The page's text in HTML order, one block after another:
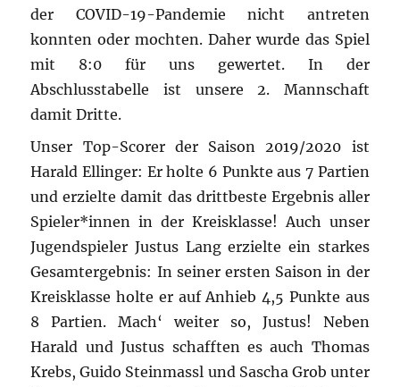
der COVID-19-Pandemie nicht antreten
konnten oder mochten. Daher wurde das Spiel
mit 8:0 für uns gewertet. In der
Abschlusstabelle ist unsere 2. Mannschaft
damit Dritte.
Unser Top-Scorer der Saison 2019/2020 ist
Harald Ellinger: Er holte 6 Punkte aus 7 Partien
und erzielte damit das drittbeste Ergebnis aller
Spieler*innen in der Kreisklasse! Auch unser
Jugendspieler Justus Lang erzielte ein starkes
Gesamtergebnis: In seiner ersten Saison in der
Kreisklasse holte er auf Anhieb 4,5 Punkte aus
8 Partien. Mach‘ weiter so, Justus! Neben
Harald und Justus schafften es auch Thomas
Krebs, Guido Steinmassl und Sascha Grob unter